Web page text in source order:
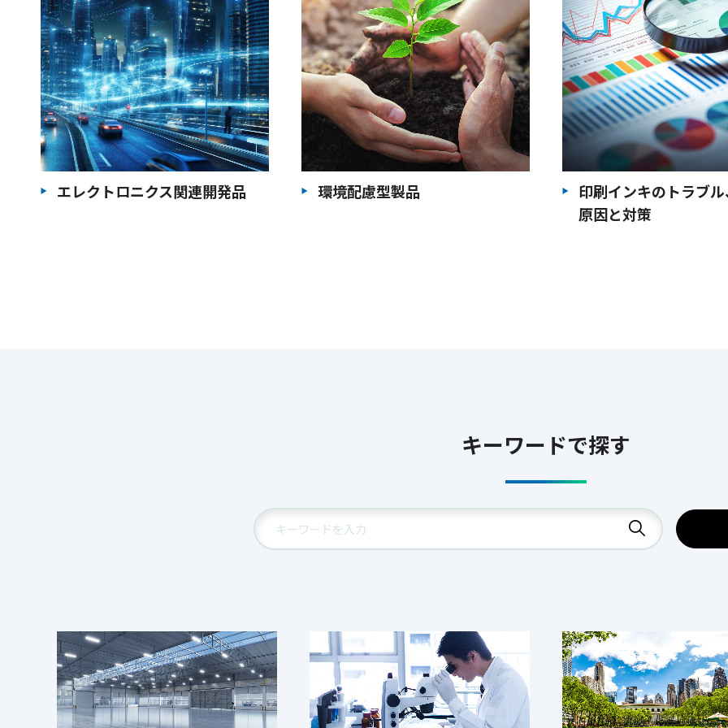
エレクトロニクス関連開発品 環境配慮型製品
印刷インキのトラブ
原因と対策
キーワードで探す